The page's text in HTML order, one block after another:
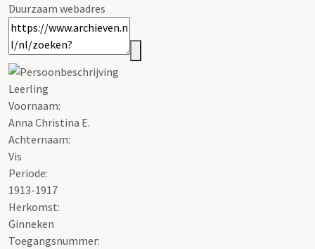
Duurzaam webadres
Leerling
Voornaam:
Anna Christina E.
Achternaam:
Vis
Periode:
1913-1917
Herkomst:
Ginneken
Toegangsnummer: